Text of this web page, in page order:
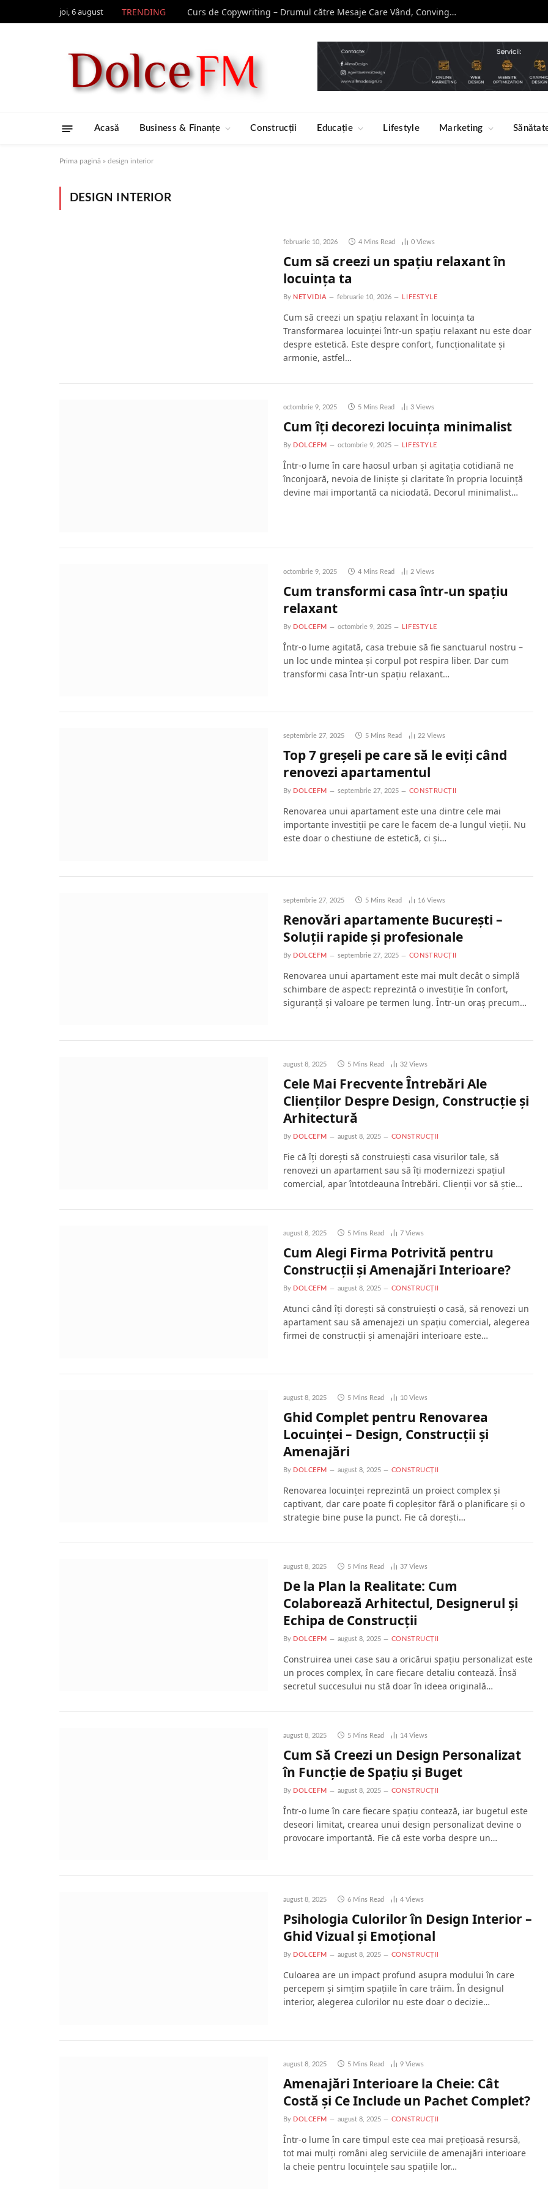
joi, 6 august TRENDING Curs de Copywriting – Drumul către Mesaje Care Vând, Conving și Construiesc Branduri Puternice
Acasă Business & Finanțe Construcții Educație Lifestyle Marketing
Prima pagină » design interior
DESIGN INTERIOR
februarie 10, 2026 4 Mins Read 0 Views
Cum să creezi un spațiu relaxant în
locuința ta
By NETVIDIA februarie 10, 2026 LIFESTYLE
Cum să creezi un spațiu relaxant în locuința ta
Transformarea locuinței într-un spațiu relaxant nu este doar
despre estetică. Este despre confort, funcționalitate și
armonie, astfel…
octombrie 9, 2025 5 Mins Read 3 Views
Cum îți decorezi locuința minimalist
By DOLCEFM octombrie 9, 2025 LIFESTYLE
Într-o lume în care haosul urban și agitația cotidiană ne
înconjoară, nevoia de liniște și claritate în propria locuință
devine mai importantă ca niciodată. Decorul minimalist…
octombrie 9, 2025 4 Mins Read 2 Views
Cum transformi casa într-un spațiu
relaxant
By DOLCEFM octombrie 9, 2025 LIFESTYLE
Într-o lume agitată, casa trebuie să fie sanctuarul nostru –
un loc unde mintea și corpul pot respira liber. Dar cum
transformi casa într-un spațiu relaxant…
septembrie 27, 2025 5 Mins Read 22 Views
Top 7 greșeli pe care să le eviți când
renovezi apartamentul
By DOLCEFM septembrie 27, 2025 CONSTRUCȚII
Renovarea unui apartament este una dintre cele mai
importante investiții pe care le facem de-a lungul vieții. Nu
este doar o chestiune de estetică, ci și…
septembrie 27, 2025 5 Mins Read 16 Views
Renovări apartamente București –
Soluții rapide și profesionale
By DOLCEFM septembrie 27, 2025 CONSTRUCȚII
Renovarea unui apartament este mai mult decât o simplă
schimbare de aspect: reprezintă o investiție în confort,
siguranță și valoare pe termen lung. Într-un oraș precum…
august 8, 2025 5 Mins Read 32 Views
Cele Mai Frecvente Întrebări Ale
Clienților Despre Design, Construcție și
Arhitectură
By DOLCEFM august 8, 2025 CONSTRUCȚII
Fie că îți dorești să construiești casa visurilor tale, să
renovezi un apartament sau să îți modernizezi spațiul
comercial, apar întotdeauna întrebări. Clienții vor să știe…
august 8, 2025 5 Mins Read 7 Views
Cum Alegi Firma Potrivită pentru
Construcții și Amenajări Interioare?
By DOLCEFM august 8, 2025 CONSTRUCȚII
Atunci când îți dorești să construiești o casă, să renovezi un
apartament sau să amenajezi un spațiu comercial, alegerea
firmei de construcții și amenajări interioare este…
august 8, 2025 5 Mins Read 10 Views
Ghid Complet pentru Renovarea
Locuinței – Design, Construcții și
Amenajări
By DOLCEFM august 8, 2025 CONSTRUCȚII
Renovarea locuinței reprezintă un proiect complex și
captivant, dar care poate fi copleșitor fără o planificare și o
strategie bine puse la punct. Fie că dorești…
august 8, 2025 5 Mins Read 37 Views
De la Plan la Realitate: Cum
Colaborează Arhitectul, Designerul și
Echipa de Construcții
By DOLCEFM august 8, 2025 CONSTRUCȚII
Construirea unei case sau a oricărui spațiu personalizat este
un proces complex, în care fiecare detaliu contează. Însă
secretul succesului nu stă doar în ideea originală…
august 8, 2025 5 Mins Read 14 Views
Cum Să Creezi un Design Personalizat
în Funcție de Spațiu și Buget
By DOLCEFM august 8, 2025 CONSTRUCȚII
Într-o lume în care fiecare spațiu contează, iar bugetul este
deseori limitat, crearea unui design personalizat devine o
provocare importantă. Fie că este vorba despre un…
august 8, 2025 6 Mins Read 4 Views
Psihologia Culorilor în Design Interior –
Ghid Vizual și Emoțional
By DOLCEFM august 8, 2025 CONSTRUCȚII
Culoarea are un impact profund asupra modului în care
percepem și simțim spațiile în care trăim. În designul
interior, alegerea culorilor nu este doar o decizie…
august 8, 2025 5 Mins Read 9 Views
Amenajări Interioare la Cheie: Cât
Costă și Ce Include un Pachet Complet?
By DOLCEFM august 8, 2025 CONSTRUCȚII
Într-o lume în care timpul este cea mai prețioasă resursă,
tot mai mulți români aleg serviciile de amenajări interioare
la cheie pentru locuințele sau spațiile lor…